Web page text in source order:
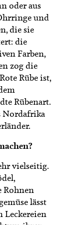
oder aus
und
die sie
die
Farben,
zog die
Rübe ist,
Rübenart.
Nordafrika
vielseitig.
Rohnen
lässt
Leckereien